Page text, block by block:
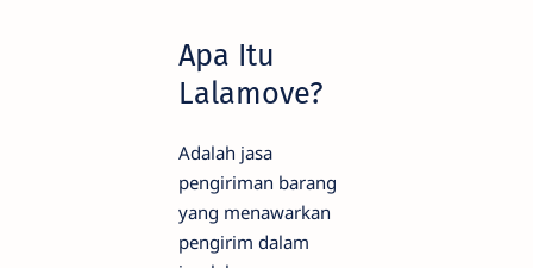
Apa Itu
Lalamove?
Adalah jasa
pengiriman barang
yang menawarkan
pengirim dalam